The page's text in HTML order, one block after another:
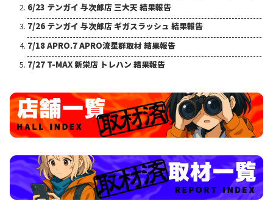
6/23 テンガイ 与次郎店 三大天 結果報告
7/26 テンガイ 与次郎店 ギガスラッシュ 結果報告
7/18 APRO.7 APRO流星群取材 結果報告
7/27 T-MAX 新栄店 トレハン 結果報告